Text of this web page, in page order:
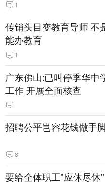
1
传销头目变教育导师 不
能办教育
1
广东佛山:已叫停季华中
工作 开展全面核查
招聘公平岂容花钱做手
8
要给全体职工"应休尽休